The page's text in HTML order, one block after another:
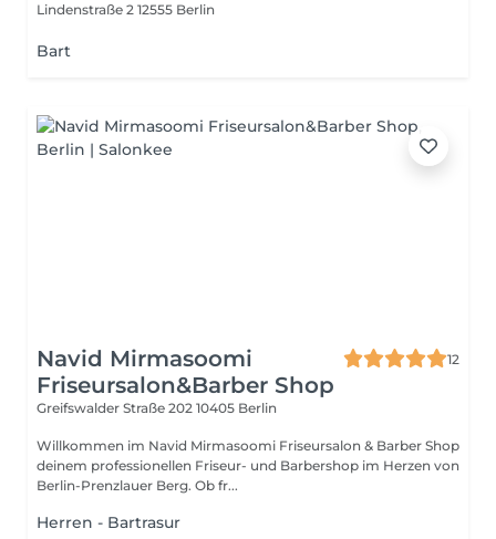
Lindenstraße 2 12555 Berlin
Bart
Navid Mirmasoomi
Friseursalon&Barber Shop
12
Greifswalder Straße 202 10405 Berlin
Willkommen im Navid Mirmasoomi Friseursalon & Barber Shop
deinem professionellen Friseur- und Barbershop im Herzen von
Berlin-Prenzlauer Berg. Ob fr...
Herren - Bartrasur